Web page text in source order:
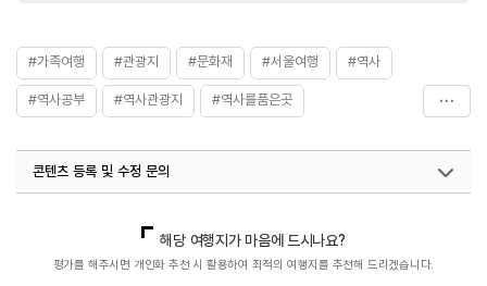
#가족여행 #관광지 #문화재 #서울여행 #역사
#역사공부 #역사관광지 #역사를품은곳
#역사탐방 #연중무휴
콘텐츠 등록 및 수정 문의
해당 여행지가 마음에 드시나요?
평가를 해주시면 개인화 추천 시 활용하여 최적의 여행지를 추천해 드리겠습니다.